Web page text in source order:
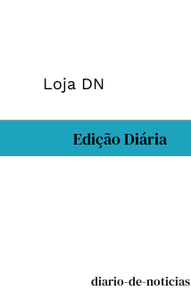
Loja DN
Edição Diária
diario-de-noticias